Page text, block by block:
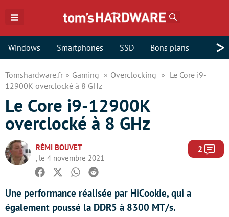
Windows Smartphones SSD Bons plans >
Tomshardware.fr Gaming Overclocking
Le Core i9-
12900K overclocké à 8 GHz
Le Core i9-12900K
overclocké à 8 GHz
RÉMI BOUVET
, le 4 novembre 2021
2
Facebook
TwitterWhatsapp
Reddit
Une performance réalisée par HiCookie, qui a
également poussé la DDR5 à 8300 MT/s.